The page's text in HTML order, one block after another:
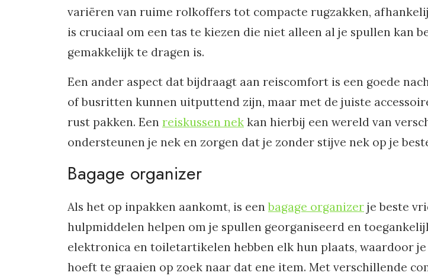
variëren van ruime rolkoffers tot compacte rugzakken,
is cruciaal om een tas te kiezen die niet alleen al je spullen kan
gemakkelijk te dragen is.
Een ander aspect dat bijdraagt aan reiscomfort is een goede
of busritten kunnen uitputtend zijn, maar met de juiste
rust pakken. Een reiskussen nek kan hierbij een wereld van
ondersteunen je nek en zorgen dat je zonder stijve nek op je
Bagage organizer
Als het op inpakken aankomt, is eenbagage organizer je beste
hulpmiddelen helpen om je spullen georganiseerd en
elektronica en toiletartikelen hebben elk hun plaats, waardoor
hoeft te graaien op zoek naar dat ene item. Met verschillende